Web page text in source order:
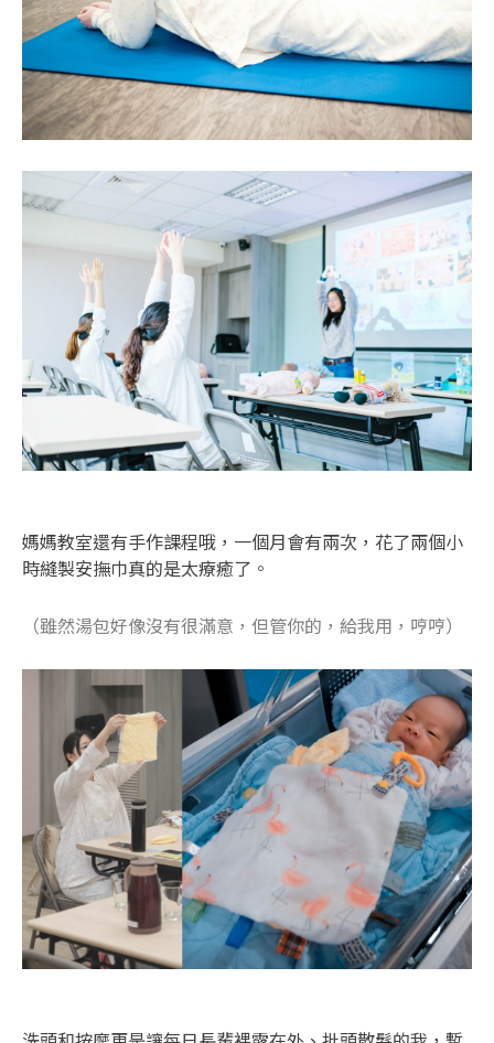
媽媽教室還有手作課程哦，一個月會有兩次，花了兩個小
時縫製安撫巾真的是太療癒了。
（雖然湯包好像沒有很滿意，但管你的，給我用，哼哼）